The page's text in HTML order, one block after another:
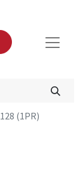
(1PR)